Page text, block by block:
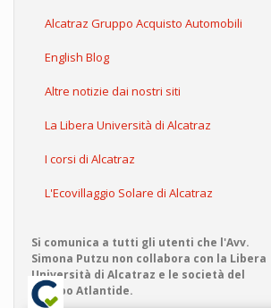
Alcatraz Gruppo Acquisto Automobili
English Blog
Altre notizie dai nostri siti
La Libera Università di Alcatraz
I corsi di Alcatraz
L'Ecovillaggio Solare di Alcatraz
Si comunica a tutti gli utenti che l'Avv.
Simona Putzu non collabora con la Libera
Università di Alcatraz e le società del
Gruppo Atlantide.